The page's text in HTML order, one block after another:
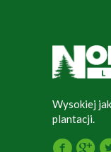
Wysokiej
plantacji.